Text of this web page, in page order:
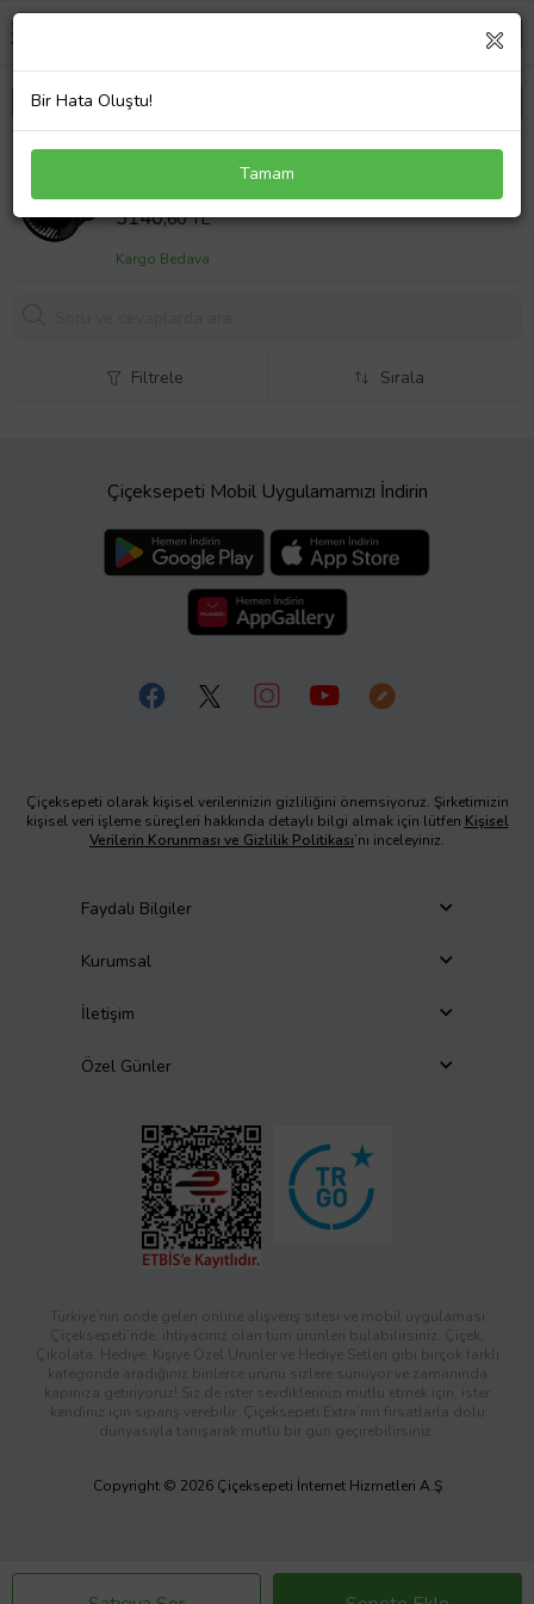
VOLVO C70 KALORİFER MOTORU 1997--2002
Sepet Fiyatı
3140,60 TL
Kargo Bedava
Filtrele Sırala
Çiçeksepeti Mobil Uygulamamızı İndirin
Çiçeksepeti olarak kişisel verilerinizin gizliliğini önemsiyoruz. Şirketimizin
kişisel veri işleme süreçleri hakkında detaylı bilgi almak için lütfen Kişisel
Verilerin Korunması ve Gizlilik Politikası’nı inceleyiniz.
Faydalı Bilgiler
Kurumsal
İletişim
Özel Günler
Türkiye’nin önde gelen online alışveriş sitesi ve mobil uygulaması
Çiçeksepeti’nde, ihtiyacınız olan tüm ürünleri bulabilirsiniz. Çiçek,
Çikolata, Hediye, Kişiye Özel Ürünler ve Hediye Setleri gibi birçok farklı
kategoride aradığınız binlerce ürünü sizlere sunuyor ve zamanında
kapınıza getiriyoruz! Siz de ister sevdiklerinizi mutlu etmek için, ister
kendiniz için sipariş verebilir; Çiçeksepeti Extra’nın fırsatlarla dolu
dünyasıyla tanışarak mutlu bir gün geçirebilirsiniz.
Copyright © 2026 Çiçeksepeti İnternet Hizmetleri A.Ş
Bir Hata Oluştu!
Tamam